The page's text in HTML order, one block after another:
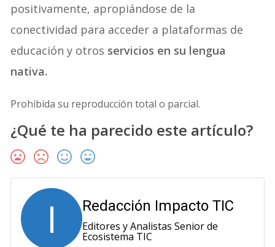
positivamente, apropiándose de la
conectividad para acceder a plataformas de
educación y otros servicios en su lengua
nativa.
Prohibida su reproducción total o parcial.
¿Qué te ha parecido este artículo?
I Redacción Impacto TIC
Editores y Analistas Senior de
Ecosistema TIC